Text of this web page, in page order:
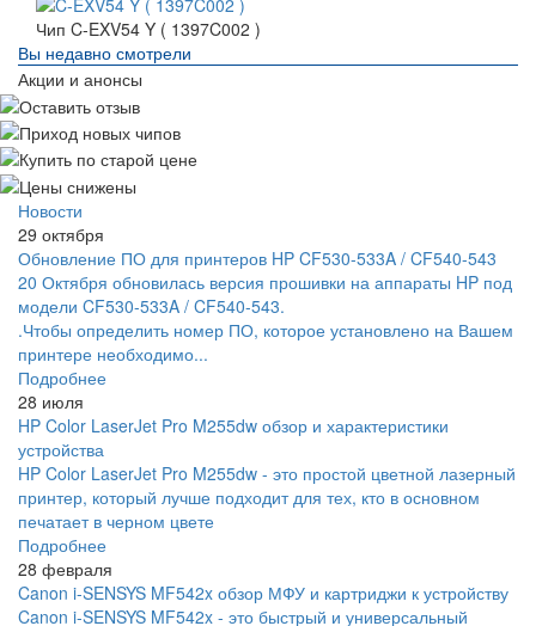
Чип C-EXV54 Y ( 1397C002 )
Вы недавно смотрели
Акции и анонсы
Новости
29 октября
Обновление ПО для принтеров HP CF530-533A / CF540-543
20 Октября обновилась версия прошивки на аппараты HP под
модели CF530-533A / CF540-543.
.Чтобы определить номер ПО, которое установлено на Вашем
принтере необходимо...
Подробнее
28 июля
HP Color LaserJet Pro M255dw обзор и характеристики
устройства
HP Color LaserJet Pro M255dw - это простой цветной лазерный
принтер, который лучше подходит для тех, кто в основном
печатает в черном цвете
Подробнее
28 февраля
Canon i-SENSYS MF542x обзор МФУ и картриджи к устройству
Canon i-SENSYS MF542x - это быстрый и универсальный